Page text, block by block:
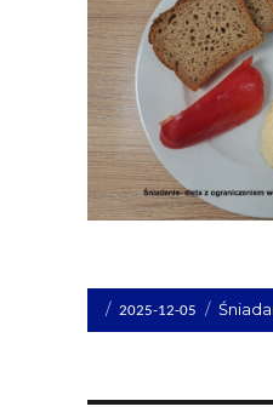
Opublikowano
dnia
2025-12-05